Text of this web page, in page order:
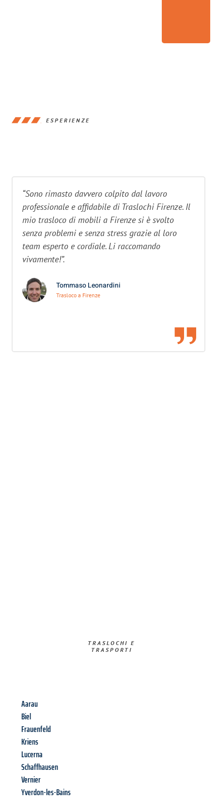
ESPERIENZE
“Sono rimasto davvero colpito dal lavoro
professionale e affidabile di Traslochi Firenze. Il
mio trasloco di mobili a Firenze si è svolto
senza problemi e senza stress grazie al loro
team esperto e cordiale. Li raccomando
vivamente!”.
Tommaso Leonardini
Trasloco a Firenze
TRASLOCHI E
TRASPORTI​
Aarau
Biel
Frauenfeld
Kriens
Lucerna
Schaffhausen
Vernier
Yverdon-les-Bains